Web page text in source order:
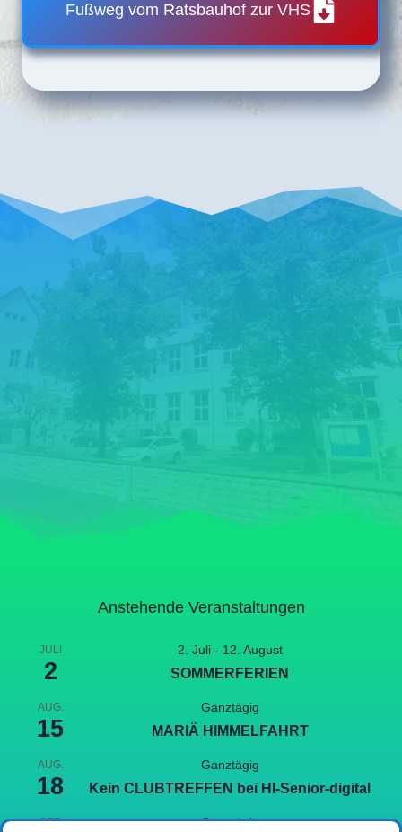
Fußweg vom Ratsbauhof zur VHS
Anstehende Veranstaltungen
JULI
2
2. Juli- 12. August
SOMMERFERIEN
AUG.
15
Ganztägig
MARIÄ HIMMELFAHRT
AUG.
18
Ganztägig
Kein CLUBTREFFEN bei HI-Senior-digital
SEP. Ganztägig